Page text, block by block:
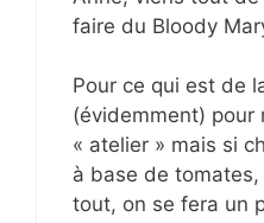
faire du Bloody
Pour ce qui est de
(évidemment) pour
« atelier » mais si
à base de tomates,
tout, on se fera un